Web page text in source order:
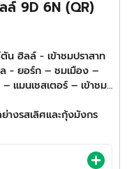
9D 6N (QR)
น ฮิลล์ - เข้าชมปราสาท
เมือง
างรสเลิศและกุ้งมังกร